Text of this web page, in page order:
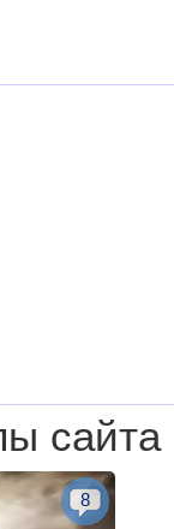
сайта
8